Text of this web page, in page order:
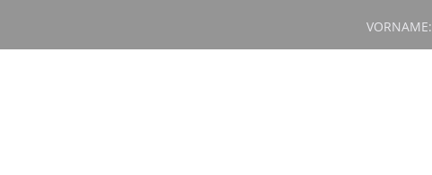
VORNAME: